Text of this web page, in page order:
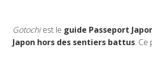
Gotochiest le guide Passeport
Japon hors des sentiers battus.